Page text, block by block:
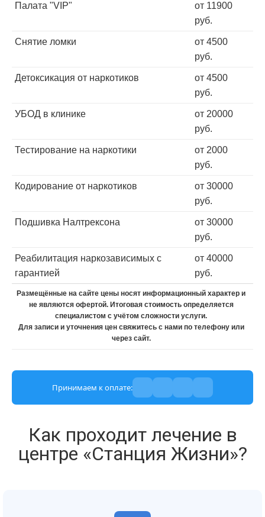
Палата "VIP"
от 11900
руб.
Снятие ломки
от 4500
руб.
Детоксикация от наркотиков
от 4500
руб.
УБОД в клинике
от 20000
руб.
Тестирование на наркотики
от 2000
руб.
Кодирование от наркотиков
от 30000
руб.
Подшивка Налтрексона
от 30000
руб.
Реабилитация наркозависимых с
гарантией
от 40000
руб.
Размещённые на сайте цены носят информационный характер и
не являются офертой. Итоговая стоимость определяется
специалистом с учётом сложности услуги.
Для записи и уточнения цен свяжитесь с нами по телефону или
через сайт.
Принимаем к оплате:
Как проходит лечение в
центре «Станция Жизни»?